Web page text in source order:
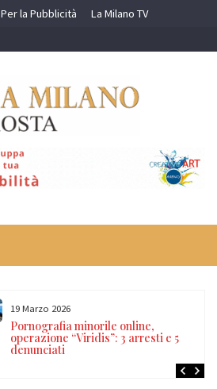
Per la Pubblicità La Milano TV
19 Marzo 2026
Pornografia minorile online,
operazione “Viridis”: 3 arresti e 5
denunciati